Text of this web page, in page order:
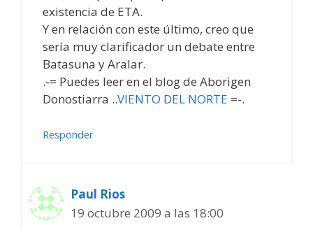
existencia de ETA.
Y en relación con este último, creo que
sería muy clarificador un debate entre
Batasuna y Aralar.
.-= Puedes leer en el blog de Aborigen
Donostiarra ..VIENTO DEL NORTE =-.
Responder
Paul Rios
19 octubre 2009 a las 18:00